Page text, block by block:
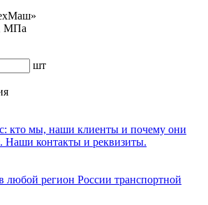
МПа
шт
кто мы, наши клиенты и почему они
Наши контакты и реквизиты.
любой регион России транспортной